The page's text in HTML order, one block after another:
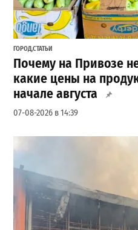
ГОРОД,СТАТЬИ
Почему на Привозе
какие цены на
начале августа
07-08-2026 в 14:39